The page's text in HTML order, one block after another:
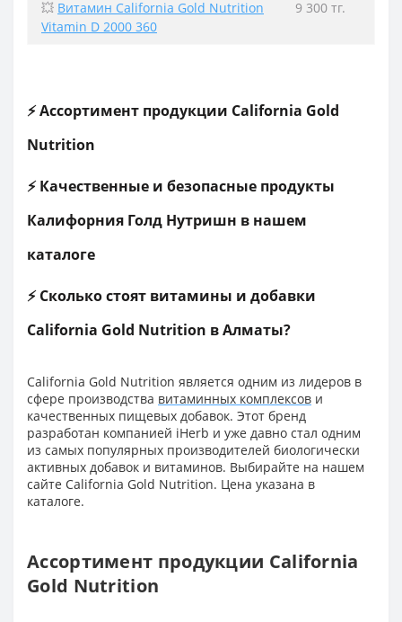
💥 Витамин California Gold Nutrition
Vitamin D 2000 360
9 300 тг.
⚡ Ассортимент продукции California Gold
Nutrition
⚡ Качественные и безопасные продукты
Калифорния Голд Нутришн в нашем
каталоге
⚡ Сколько стоят витамины и добавки
California Gold Nutrition в Алматы?
California Gold Nutrition является одним из лидеров в
сфере производства витаминных комплексов и
качественных пищевых добавок. Этот бренд
разработан компанией iHerb и уже давно стал одним
из самых популярных производителей биологически
активных добавок и витаминов. Выбирайте на нашем
сайте California Gold Nutrition. Цена указана в
каталоге.
Ассортимент продукции California
Gold Nutrition